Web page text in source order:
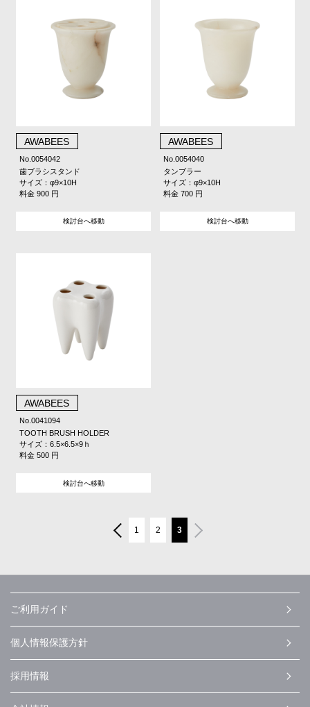
AWABEES
No.0054042
歯ブラシスタンド
サイズ：φ9×10H
料金 900 円
検討台へ移動
AWABEES
No.0054040
タンブラー
サイズ：φ9×10H
料金 700 円
検討台へ移動
AWABEES
No.0041094
TOOTH BRUSH HOLDER
サイズ：6.5×6.5×9ｈ
料金 500 円
検討台へ移動
1 2 3
ご利用ガイド
個人情報保護方針
採用情報